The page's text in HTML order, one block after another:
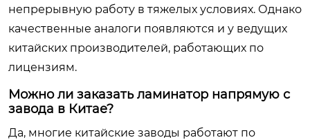
непрерывную работу в тяжелых условиях. Однако
качественные аналоги появляются и у ведущих
китайских производителей, работающих по
лицензиям.
Можно ли заказать ламинатор напрямую с
завода в Китае?
Да, многие китайские заводы работают по